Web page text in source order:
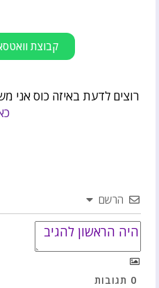
קבוצת
רוצים לדעת באיזה כוס אני
הרשם
0 תגובות